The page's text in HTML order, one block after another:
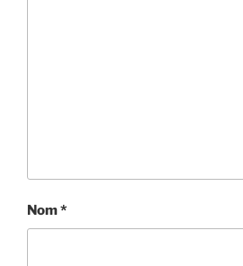
Nom*